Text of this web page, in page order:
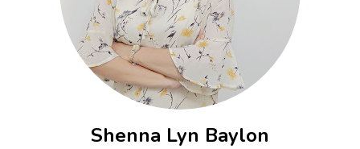
Shenna Lyn Baylon